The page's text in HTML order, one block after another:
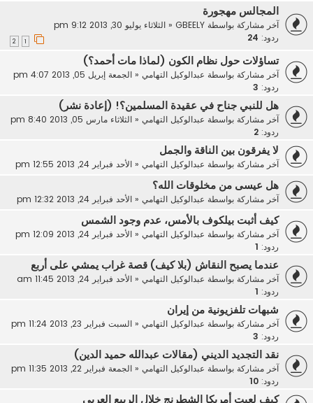
المجالس مهجورة
آخر مشاركة بواسطة GBEELY
« الثلاثاء يوليو 30, 2013 9:12 pm
ردود: 24
تساؤلات حول نظام الكون (لماذا مات أحمد؟)
آخر مشاركة بواسطة عبدالوكيل التهامي « الجمعة إبريل 05, 2013 4:07 pm
ردود: 3
هل للنبي جناح في عقيدة المسلمين؟! (إعادة نشر)
آخر مشاركة بواسطة عبدالوكيل التهامي « الثلاثاء مارس 05, 2013 8:40 pm
ردود: 2
لا يفرقون بين الناقة والجمل
آخر مشاركة بواسطة عبدالوكيل التهامي « الأحد فبراير 24, 2013 12:55 pm
هل عيسى من مخلوقات الله؟
آخر مشاركة بواسطة عبدالوكيل التهامي « الأحد فبراير 24, 2013 12:32 pm
كيف أثبت بيلكوف بالأمس، عدم وجود الشمس
آخر مشاركة بواسطة عبدالوكيل التهامي « الأحد فبراير 24, 2013 12:09 pm
ردود:
عندما يصبح النقاش (بلا كيف) قصة غراب يمشي على أربع
آخر مشاركة بواسطة عبدالوكيل التهامي « الأحد فبراير 24, 2013 11:45 am
ردود:
شبهات تلفزيونية من إيران
آخر مشاركة بواسطة عبدالوكيل التهامي « السبت فبراير 23, 2013 11:24 pm
ردود: 3
نقد التجديد الديني (مقالات عبدالله حميد الدين)
آخر مشاركة بواسطة عبدالوكيل التهامي « الجمعة فبراير 22, 2013 11:35 pm
ردود: 10
كيف لعبت أمريكا الشطرنج خلال الربيع العربي